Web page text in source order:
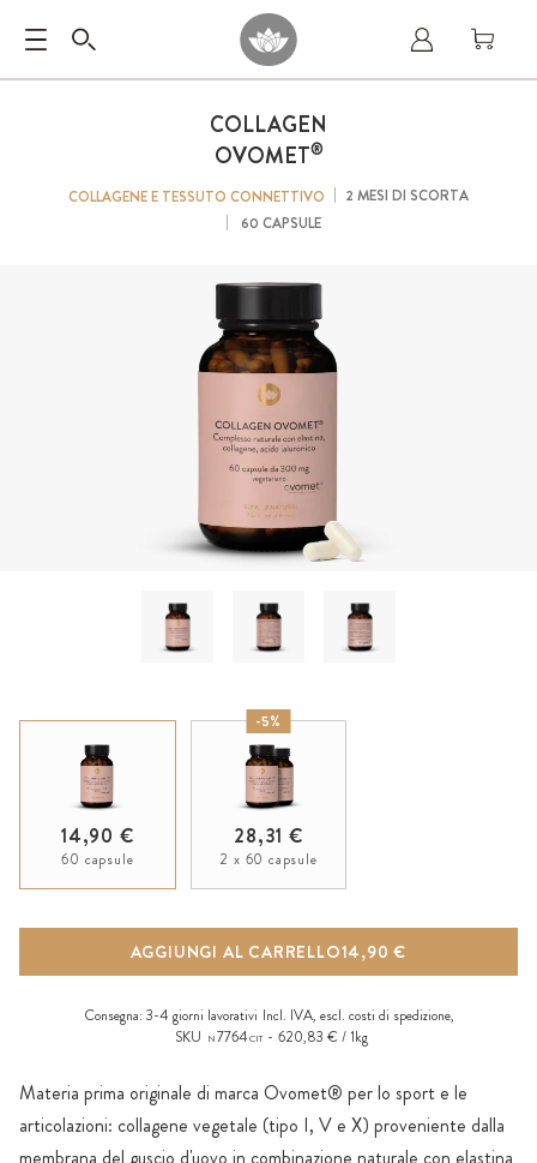
COLLAGEN
OVOMET®
COLLAGENE E TESSUTO CONNETTIVO
2 MESI DI SCORTA
60 CAPSULE
Materia prima originale di marca Ovomet® per lo sport e le
articolazioni: collagene vegetale (tipo I, V e X) proveniente dalla
14,90 €
60 capsule
-5%
28,31 €
2 x 60 capsule
AGGIUNGI AL CARRELLO14,90 €
Consegna: 3-4 giorni lavorativi Incl. IVA, escl. costi di spedizione,
SKU
N7764CIT 620,83 € / 1kg